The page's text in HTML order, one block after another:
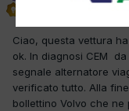
30
Ciao, questa vettura
ok. In diagnosi CEM
segnale alternatore
verificato tutto. Alla
bollettino Volvo che